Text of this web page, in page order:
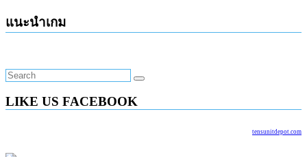
แนะนำเกม
LIKE US FACEBOOK
tensunitdepot.com